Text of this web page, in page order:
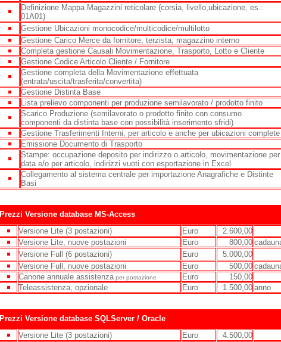
Definizione Mappa Magazzini reticolare (corsia, livello,ubicazione, es.:
01A01)
Gestione Ubicazioni monocodice/multicodice/multilotto
Gestione Carico Merce da fornitore, terzista, magazzino interno
Completa gestione Causali Movimentazione, Trasporto, Lotto e Cliente
Gestione Codice Articolo Cliente / Fornitore
Gestione completa della Movimentazione effettuata
(entrata/uscita/trasferita/convertita)
Gestione Distinta Base
Lista prelievo componenti per produzione semilavorato / prodotto finito
Scarico Produzione (semilavorato o prodotto finito con consumo
componenti da distinta base con possibilità inserimento sfridi)
Gestione Trasferimenti Interni, per articolo e anche per ubicazioni complete
Emissione Documento di Trasporto
Stampe: occupazione deposito per indirizzo o articolo, movimentazione per
data e/o per articolo, indirizzi vuoti con esportazione in Excel
Collegamento al sistema centrale per importazione Anagrafiche e Distinte
Basi
Prezzi Versione database MS-Access
Versione Lite (3 postazioni)
Euro
2.600,00
Versione Lite, nuove postazioni
Euro 800,00
Versione Full (6 postazioni)
Euro
5.000,00
Versione Full, nuove postazioni
Euro 500,00
Canone annuale assistenza per postazione Euro
150,00
Teleassistenza, opzionale
Euro 1.500,00 anno
Prezzi Versione database SQLServer / Oracle
Versione Lite (3 postazioni)
Euro 4.500,00